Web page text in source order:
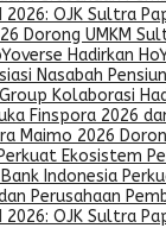
2026: OJK Sultra
Dorong UMKM
Hadirkan
Nasabah
Kolaborasi
Finspora 2026
Maimo 2026
Ekosistem
Indonesia
Perusahaan
2026: OJK Sultra